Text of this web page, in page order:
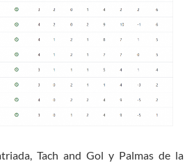
Tach and Gol y Palmas de la